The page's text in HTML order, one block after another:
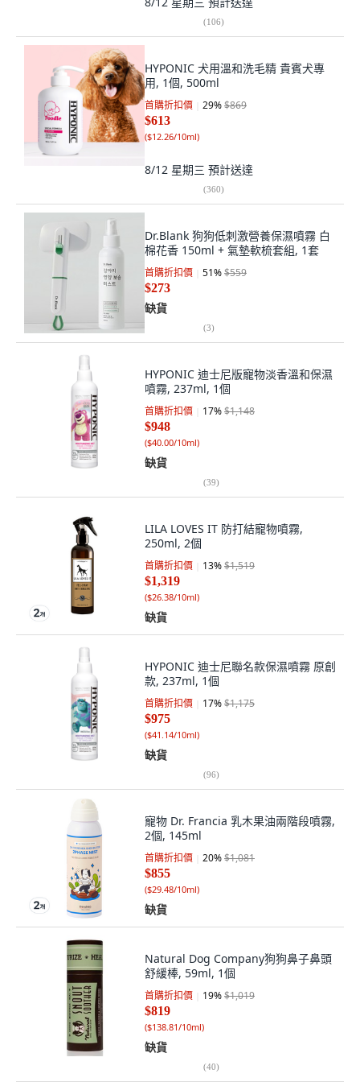
(106)
HYPONIC 犬用溫和洗毛精 貴賓犬專
用, 1個, 500ml
首購折扣價 29%$869
$613
($12.26/10ml)
8/12 星期三 預計送達
(360)
Dr.Blank 狗狗低刺激營養保濕噴霧 白
棉花香 150ml + 氣墊軟梳套組, 1套
首購折扣價 51%$559
$273
缺貨
(3)
HYPONIC 迪士尼版寵物淡香溫和保濕
噴霧, 237ml, 1個
首購折扣價 17%$1,148
$948
($40.00/10ml)
缺貨
(39)
LILA LOVES IT 防打結寵物噴霧,
250ml, 2個
首購折扣價 13%$1,519
$1,319
($26.38/10ml)
缺貨
HYPONIC 迪士尼聯名款保濕噴霧 原創
款, 237ml, 1個
首購折扣價 17%$1,175
$975
($41.14/10ml)
缺貨
(96)
寵物 Dr. Francia 乳木果油兩階段噴霧,
2個, 145ml
首購折扣價 20%$1,081
$855
($29.48/10ml)
缺貨
Natural Dog Company狗狗鼻子鼻頭
舒緩棒, 59ml, 1個
首購折扣價 19%$1,019
$819
($138.81/10ml)
缺貨
(40)